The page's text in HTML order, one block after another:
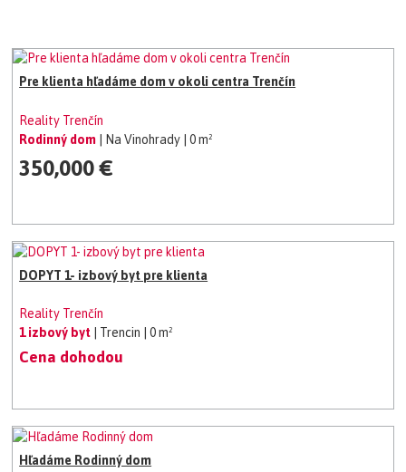
Pre klienta hľadáme dom v okoli centra Trenčín
Reality Trenčín
Rodinný dom
| Na Vinohrady | 0 m²
350,000 €
DOPYT 1- izbový byt pre klienta
Reality Trenčín
1 izbový byt
| Trencin | 0 m²
Cena dohodou
Hľadáme Rodinný dom